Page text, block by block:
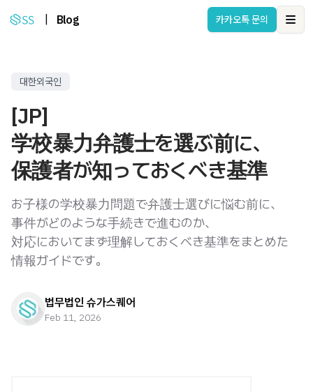
Blog 카카오톡 문의
대한외국인
[JP]
学校暴力弁護士を選ぶ前に、
保護者が知っておくべき基準
お子様の学校暴力問題で弁護士選びに悩む前に、
事件がどのような手続きで進むのか、
対応においてまず理解しておくべき基準をまとめた
情報ガイドです。
법무법인 슈가스퀘어
Feb 11, 2026